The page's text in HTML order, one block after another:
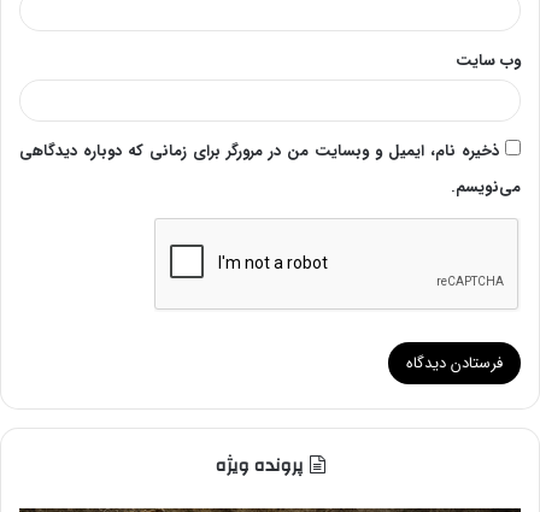
وب‌ سایت
ذخیره نام، ایمیل و وبسایت من در مرورگر برای زمانی که دوباره دیدگاهی
می‌نویسم.
پرونده ویژه